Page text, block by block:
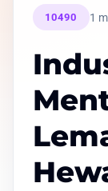
10490 1